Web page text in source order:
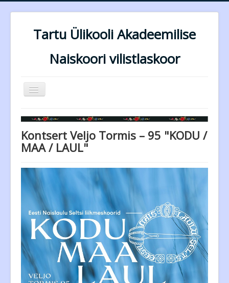
Tartu Ülikooli Akadeemilise
Naiskoori vilistlaskoor
Näita/Peida
menüüd
Esileht
Dirigendid
Lauljad
Repertuaar
Tagasiside
Kontakt
Siseinfo
Kontsert Veljo Tormis – 95 "KODU /
MAA / LAUL"